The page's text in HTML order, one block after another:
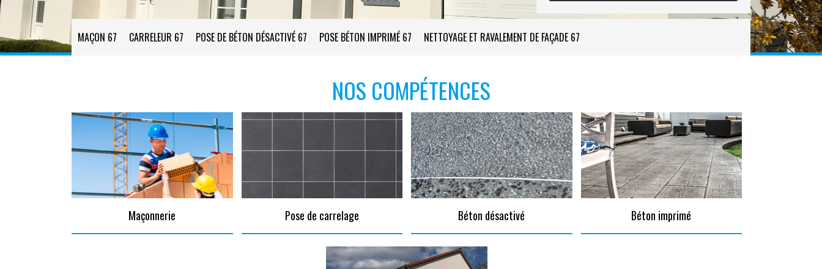
MAÇON 67 CARRELEUR 67 POSE DE BÉTON DÉSACTIVÉ 67 POSE BÉTON IMPRIMÉ 67 NETTOYAGE ET RAVALEMENT DE FAÇADE 67
NOS COMPÉTENCES
Maçonnerie Pose de carrelage Béton désactivé Béton imprimé